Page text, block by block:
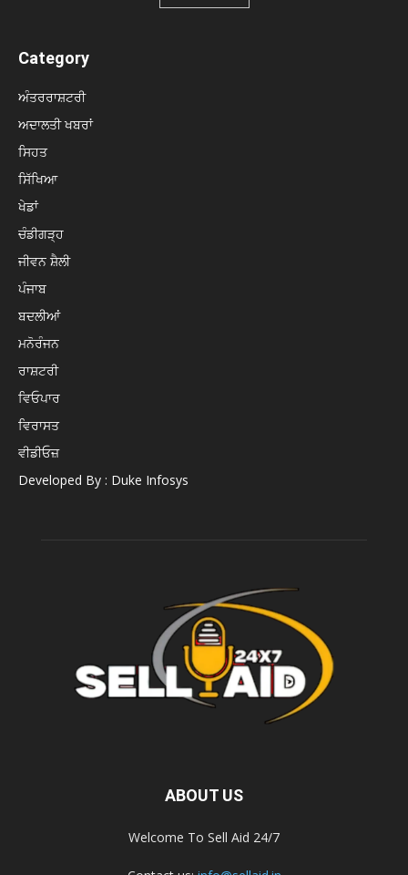
Category
ਅੰਤਰਰਾਸ਼ਟਰੀ
ਅਦਾਲਤੀ ਖਬਰਾਂ
ਸਿਹਤ
ਸਿੱਖਿਆ
ਖੇਡਾਂ
ਚੰਡੀਗੜ੍ਹ
ਜੀਵਨ ਸ਼ੈਲੀ
ਪੰਜਾਬ
ਬਦਲੀਆਂ
ਮਨੋਰੰਜਨ
ਰਾਸ਼ਟਰੀ
ਵਿਓਪਾਰ
ਵਿਰਾਸਤ
ਵੀਡੀਓਜ਼
Developed By : Duke Infosys
ABOUT US
Welcome To Sell Aid 24/7